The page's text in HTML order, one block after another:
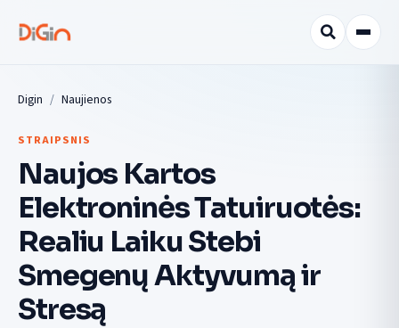
Digin Naujienos
STRAIPSNIS
Naujos Kartos
Elektroninės Tatuiruotės:
Realiu Laiku Stebi
Smegenų Aktyvumą ir
Stresą